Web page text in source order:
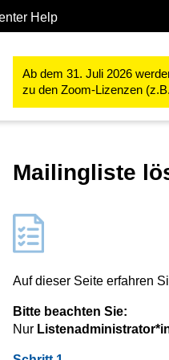
Help
Ab dem 31. Juli 2026
zu den Zoom-Lizenzen
IT-Basis-Infrastruktur
Mailingliste
Auf dieser Seite erfahren
Bitte beachten Sie:
Nur